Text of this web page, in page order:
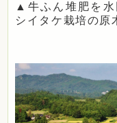
▲牛ふん
シイタケ栽培の原